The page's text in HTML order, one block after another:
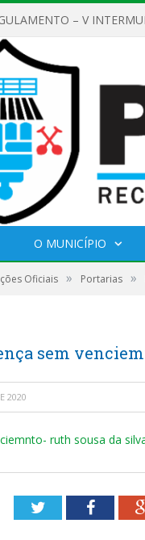
O MUNICÍPIO
Oficiais » Portarias »
sem
2020
ruth sousa da
Twitter